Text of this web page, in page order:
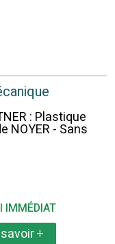
: Plastique
NOYER - Sans
IMMÉDIAT
+